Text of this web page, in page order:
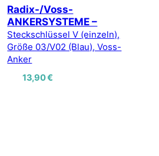
Radix-/Voss-
ANKERSYSTEME –
Steckschlüssel V (einzeln),
Größe 03/V02 (Blau), Voss-
Anker
13,90€